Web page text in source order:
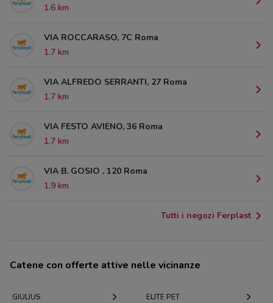
1.6 km
VIA ROCCARASO, 7C Roma
1.7 km
VIA ALFREDO SERRANTI, 27 Roma
1.7 km
VIA FESTO AVIENO, 36 Roma
1.7 km
VIA B. GOSIO , 120 Roma
1.9 km
Tutti i negozi Ferplast
Catene con offerte attive nelle vicinanze
GIULIUS ELITE PET